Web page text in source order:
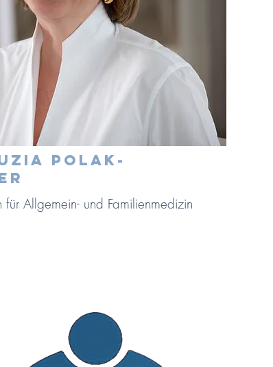
POLAK-
für Allgemein- und Familienmedizin